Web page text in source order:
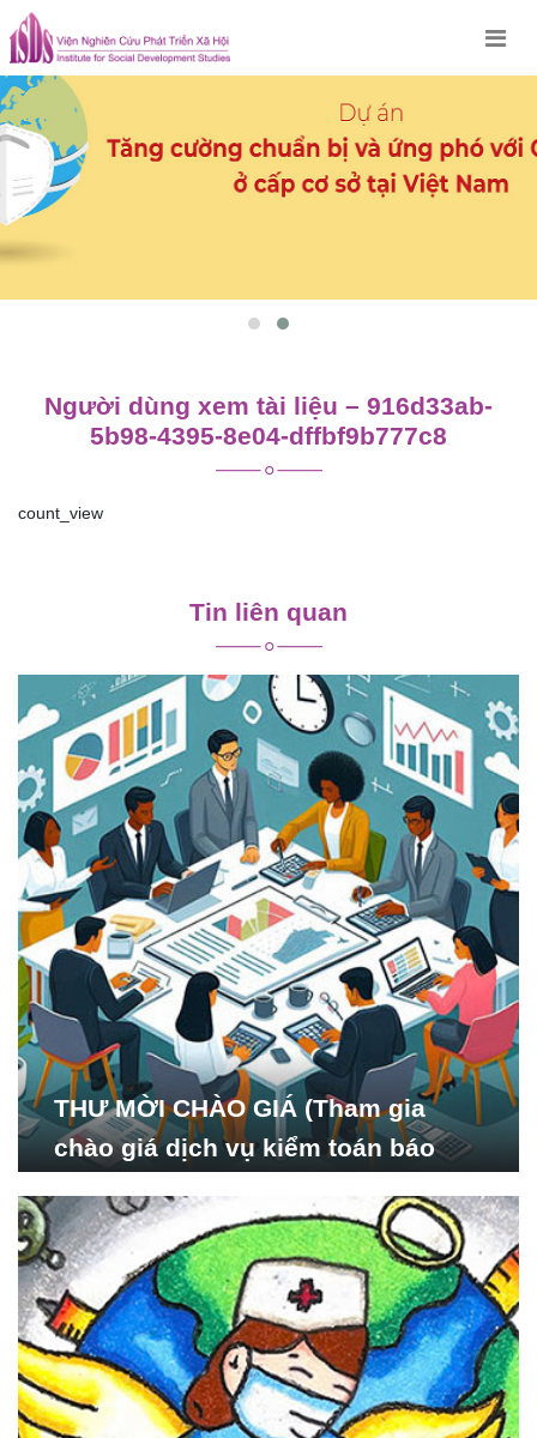
Skip
to
content
Người dùng xem tài liệu – 916d33ab-
5b98-4395-8e04-dffbf9b777c8
count_view
viết
Tin liên quan
THƯ MỜI CHÀO GIÁ (Tham gia
chào giá dịch vụ kiểm toán báo
Nghiên cứu Phát triển Xã
hội_ISDS)